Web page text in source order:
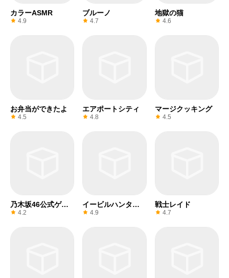
カラーASMR
4.9
ブルーノ
4.7
地獄の猫
4.6
お弁当ができたよ
4.5
エアポートシティ
4.8
マージクッキング
4.5
乃木坂46公式ゲー
ム 4.2
イービルハンター
タウン
4.9
戦士レイド
4.7